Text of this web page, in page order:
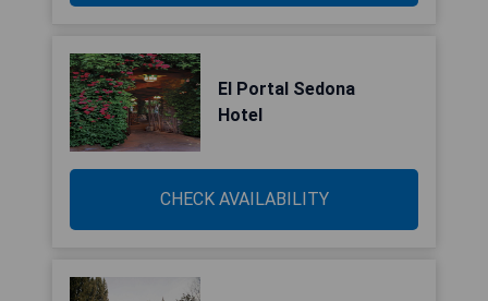
El Portal Sedona
Hotel
CHECK AVAILABILITY